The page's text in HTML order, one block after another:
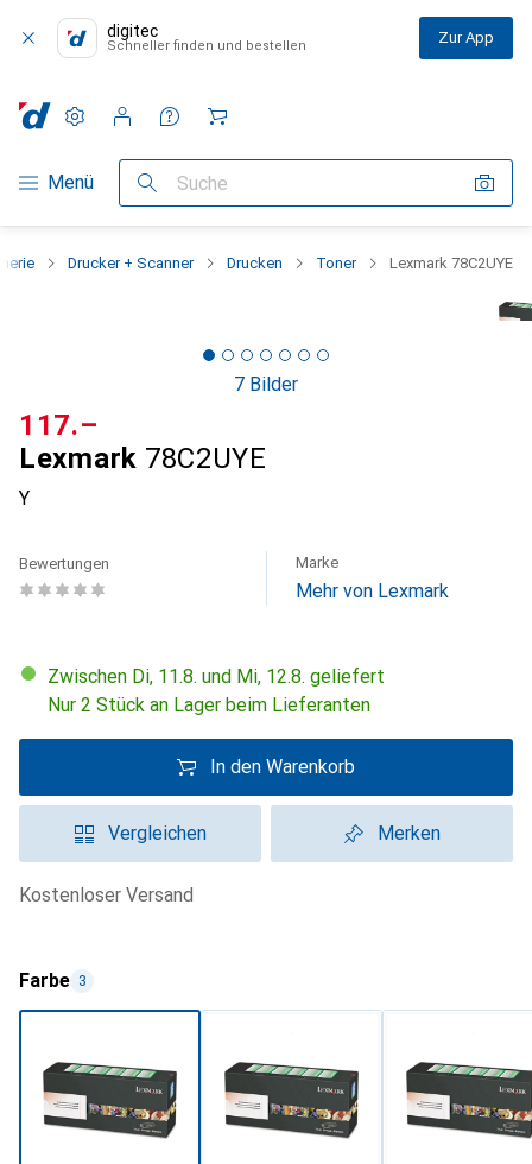
digitec
Schneller finden und bestellen Zur App
Navigation nach Kategorien
Menü Suche
Einstellungen
Kundenkonto
Vergleichslisten
Merklisten
Warenkorb
Drucker + Scanner Drucken Toner Lexmark 78C2UYE
7 Bilder
Lexmark 78C2UYE
Y
CHF
117.–
Bewertungen Marke
Mehr von Lexmark
Zwischen Di, 11.8. und Mi, 12.8. geliefert
Nur 2 Stück an Lager beim Lieferanten
In den Warenkorb
Vergleichen Merken
kostenloser Versand
Farbe 3